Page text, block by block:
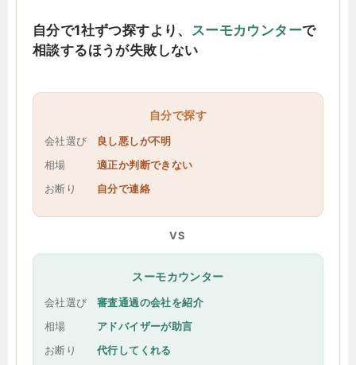
自分で1社ずつ探すより、 スーモカウンターで
相談するほうが失敗しない
自分で探す
会社選び
良し悪しが不明
相場
適正か判断できない
お断り
自分で連絡
VS
スーモカウンター
会社選び
審査通過の会社を紹介
相場
アドバイザーが助言
お断り
代行してくれる